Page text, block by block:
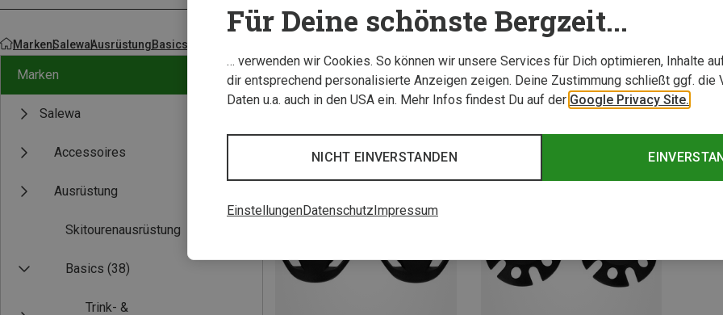
MarkenSalewaAusrüstungBasics
Marken
Salewa
Accessoires
Ausrüstung
Skitourenausrüstung
Basics (38)
Trink- &
Für Deine schönste Bergzeit...
… verwenden wir Cookies. So können wir unsere Services für Dich optimieren, Inhalte
dir entsprechend personalisierte Anzeigen zeigen. Deine Zustimmung schließt ggf. die
Daten u.a. auch in den USA ein. Mehr Infos findest Du auf der Google Privacy Site.
NICHT EINVERSTANDEN
EinstellungenDatenschutzImpressum